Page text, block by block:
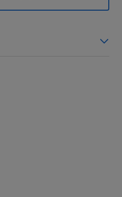
ンライン登録☆』
。派遣スタッフさんも多
実績があり、教育体制も